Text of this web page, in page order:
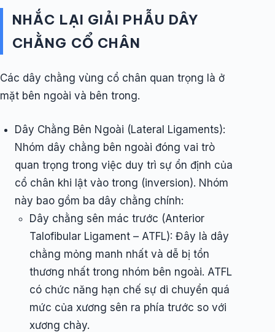
NHẮC LẠI GIẢI PHẪU DÂY
CHẰNG CỔ CHÂN
Các dây chằng vùng cổ chân quan trọng là ở
mặt bên ngoài và bên trong.
Dây Chằng Bên Ngoài (Lateral Ligaments):
Nhóm dây chằng bên ngoài đóng vai trò
quan trọng trong việc duy trì sự ổn định của
cổ chân khi lật vào trong (inversion). Nhóm
này bao gồm ba dây chằng chính:
Dây chằng sên mác trước (Anterior
Talofibular Ligament – ATFL): Đây là dây
chằng mỏng manh nhất và dễ bị tổn
thương nhất trong nhóm bên ngoài. ATFL
có chức năng hạn chế sự di chuyển quá
mức của xương sên ra phía trước so với
xương chày.